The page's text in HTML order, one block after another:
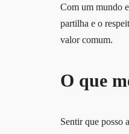
Com um mundo
partilha e o
valor comum.
O que
Sentir que posso